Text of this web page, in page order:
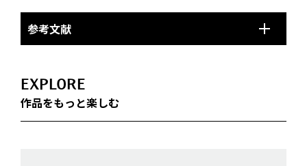
参考文献
EXPLORE
作品をもっと楽しむ